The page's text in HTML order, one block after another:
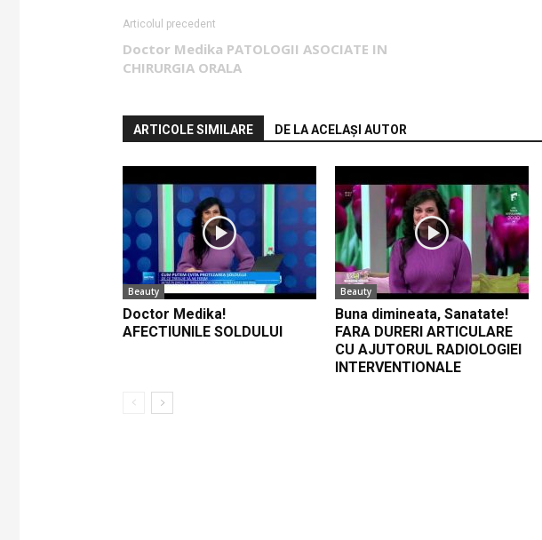
Articolul precedent
Doctor Medika PATOLOGII ASOCIATE IN
CHIRURGIA ORALA
ARTICOLE SIMILARE DE LA ACELAȘI AUTOR
Beauty
Doctor Medika!
AFECTIUNILE SOLDULUI
Beauty
Buna dimineata, Sanatate!
FARA DURERI ARTICULARE
CU AJUTORUL RADIOLOGIEI
INTERVENTIONALE